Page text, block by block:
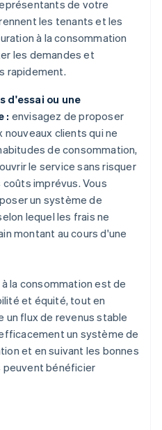
de votre
les tenants et les
à la consommation
les demandes et
rapidement.
d'essai ou une
: envisagez de proposer
nouveaux clients qui ne
de consommation,
le service sans risquer
imprévus. Vous
un système de
lequel les frais ne
montant au cours d'une
la consommation est de
et équité, tout en
un flux de revenus stable
un système de
et en suivant les bonnes
peuvent bénéficier